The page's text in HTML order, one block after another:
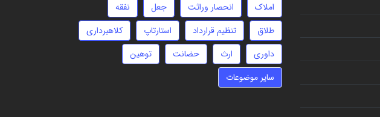
املاک انحصار وراثت جعل
نفقه
طلاق
تنظیم قرارداد استارتاپ
کلاهبرداری
داوری
ارث حضانت
توهین
سایر موضوعات